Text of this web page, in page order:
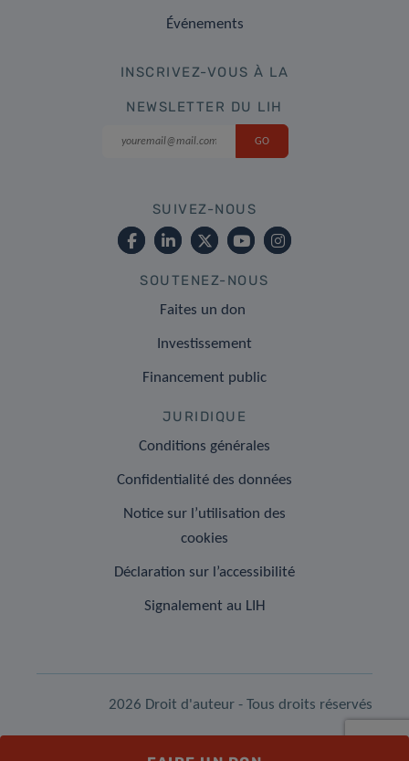
Événements
INSCRIVEZ-VOUS À LA
NEWSLETTER DU LIH
SUIVEZ-NOUS
SOUTENEZ-NOUS
Faites un don
Investissement
Financement public
JURIDIQUE
Conditions générales
Confidentialité des données
Notice sur l’utilisation des
cookies
Déclaration sur l’accessibilité
Signalement au LIH
2026 Droit d'auteur - Tous droits réservés